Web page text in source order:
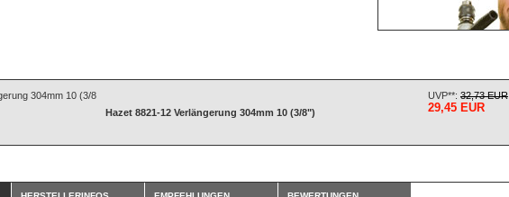
Hazet 8821-12 Verlängerung 304mm 10 (3/8")
UVP**: 32,73 EUR
29,45 EUR